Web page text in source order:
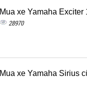
Mua xe Yamaha Exciter
28970
Mua xe Yamaha Sirius